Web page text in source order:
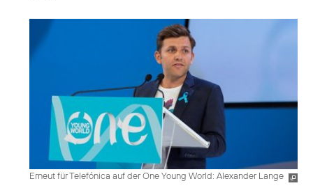
Erneut für Telefónica auf der One Young World: Alexander Lange